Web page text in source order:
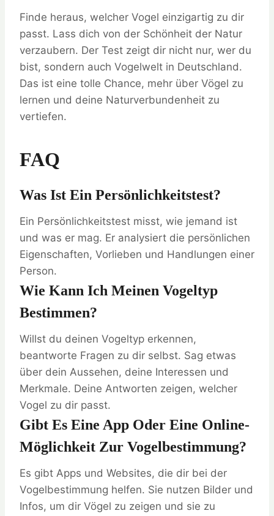
Finde heraus, welcher Vogel einzigartig zu dir
passt. Lass dich von der Schönheit der Natur
verzaubern. Der Test zeigt dir nicht nur, wer du
bist, sondern auch Vogelwelt in Deutschland.
Das ist eine tolle Chance, mehr über Vögel zu
lernen und deine Naturverbundenheit zu
vertiefen.
FAQ
Was Ist Ein Persönlichkeitstest?
Ein Persönlichkeitstest misst, wie jemand ist
und was er mag. Er analysiert die persönlichen
Eigenschaften, Vorlieben und Handlungen einer
Person.
Wie Kann Ich Meinen Vogeltyp
Bestimmen?
Willst du deinen Vogeltyp erkennen,
beantworte Fragen zu dir selbst. Sag etwas
über dein Aussehen, deine Interessen und
Merkmale. Deine Antworten zeigen, welcher
Vogel zu dir passt.
Gibt Es Eine App Oder Eine Online-
Möglichkeit Zur Vogelbestimmung?
Es gibt Apps und Websites, die dir bei der
Vogelbestimmung helfen. Sie nutzen Bilder und
Infos, um dir Vögel zu zeigen und sie zu